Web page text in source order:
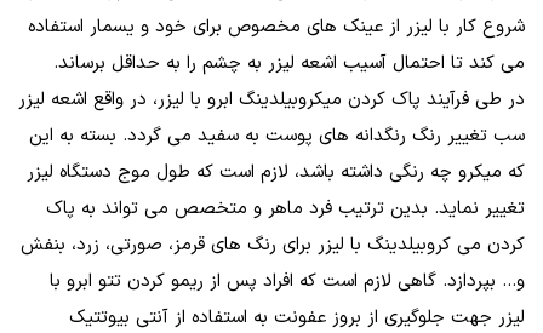
شروع کار با لیزر از عینک های مخصوص برای خود و یسمار استفاده
می کند تا احتمال آسیب اشعه لیزر به چشم را به حداقل برساند.
در طی فرآیند پاک کردن میکروبیلدینگ ابرو با لیزر، در واقع اشعه لیزر
سب تغییر رنگ رنگدانه های پوست به سفید می گردد. بسته به این
که میکرو چه رنگی داشته باشد، لازم است که طول موج دستگاه لیزر
تغییر نماید. بدین ترتیب فرد ماهر و متخصص می تواند به پاک
کردن می کروبیلدینگ با لیزر برای رنگ های قرمز، صورتی، زرد، بنفش
و... بپردازد. گاهی لازم است که افراد پس از ریمو کردن تتو ابرو با
لیزر جهت جلوگیری از بروز عفونت به استفاده از آنتی بیوتتیک